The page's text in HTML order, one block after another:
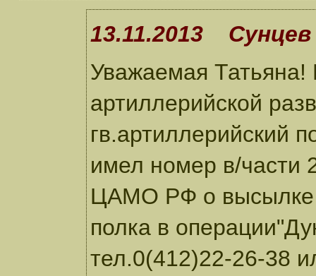
13.11.2013
Уважаемая Татьяна!
артиллерийской
гв.артиллерийский
имел номер в/части
ЦАМО РФ о высылке
полка в
тел.0(412)22-26-38